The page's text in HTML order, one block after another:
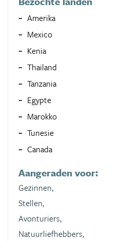
Amerika
Mexico
Kenia
Thailand
Tanzania
Egypte
Marokko
Tunesie
Canada
Aangeraden voor:
Gezinnen,
Stellen,
Avonturiers,
Natuurliefhebbers,